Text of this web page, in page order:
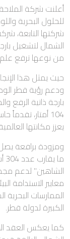
أعلنت شركة
للحلول البحرية
شركتها التابعة،
الشمال لتشغيل
من نوعها ترفع
حيث يمثل هذا
بارجة ذاتية الرفع
104 أمتار،
يعزز مكانتها
الشاهين" لدعم
معايير الاستدامة
الممارسات
الكبيرة لدولة قطر.
كما يعكس العقد